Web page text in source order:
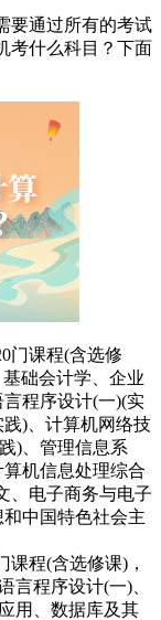
要通过所有的考试
考什么科目？下面
门课程(含选修
础会计学、企业
程序设计(一)(实
)、计算机网络技
)、管理信息系
机信息处理综合
、电子商务与电子
中国特色社会主
课程(含选修课)，
言程序设计(一)、
用、数据库及其